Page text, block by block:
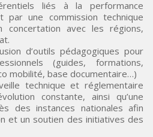
liés à la performance
par une commission technique
concertation avec les régions,
d’outils pédagogiques pour
(guides, formations,
mobilité, base documentaire…)
technique et réglementaire
constante, ainsi qu’une
des instances nationales afin
et un soutien des initiatives des